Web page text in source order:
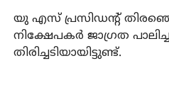
യു എസ് പ്രസിഡന്റ്
നിക്ഷേപകര്‍ ജാഗ്രത
തിരിച്ചടിയായിട്ടുണ്ട്.